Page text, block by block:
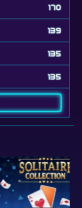
170
139
135
135